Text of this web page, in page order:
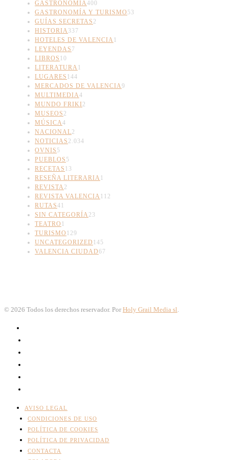
GASTRONOMIA400
GASTRONOMÍA Y TURISMO 53
GUÍAS SECRETAS 2
HISTORIA337
HOTELES DE VALENCIA1
LEYENDAS 7
LIBROS 10
LITERATURA1
LUGARES 144
MERCADOS DE VALENCIA9
MULTIMEDIA4
MUNDO FRIKI2
MUSEOS 2
MÚSICA4
NACIONAL2
NOTICIAS 2.034
OVNIS 5
PUEBLOS 5
RECETAS 13
RESEÑA LITERARIA1
REVISTA2
REVISTA VALENCIA112
RUTAS41
SIN CATEGORÍA23
TEATRO 1
TURISMO 129
UNCATEGORIZED 145
VALENCIA CIUDAD67
© 2026 Todos los derechos reservador. Por Holy Grail Media sl.
AVISO LEGAL
CONDICIONES DE USO
POLÍTICA DE COOKIES
POLÍTICA DE PRIVACIDAD
CONTACTA